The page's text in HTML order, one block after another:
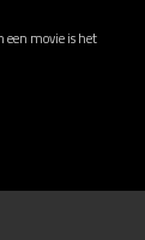
een movie is het